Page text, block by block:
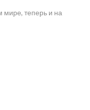
мире, теперь и на